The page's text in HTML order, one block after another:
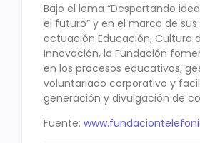
Bajo el lema “Despertando
el futuro” y en el marco de sus
actuación Educación, Cultura
Innovación, la Fundación
en los procesos educativos,
voluntariado corporativo y
generación y divulgación de
Fuente: